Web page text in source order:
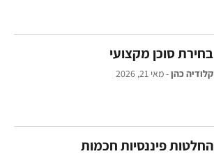
בחירת סוכן מקצועי
קלודיה כהן מאי 21, 2026
החלטות פיננסיות חכמות